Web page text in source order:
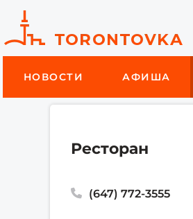
НОВОСТИ АФИША
Ресторан
(647) 772-3555